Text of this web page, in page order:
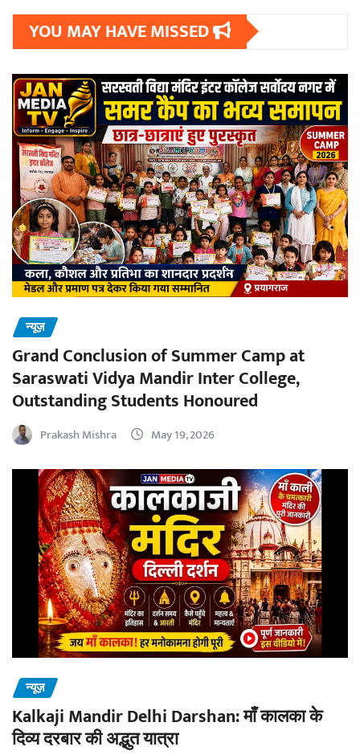
YOU MAY HAVE MISSED
न्यूज़
Grand Conclusion of Summer Camp at
Saraswati Vidya Mandir Inter College,
Outstanding Students Honoured
Prakash Mishra May 19, 2026
न्यूज़
Kalkaji Mandir Delhi Darshan: माँ कालका के
दिव्य दरबार की अद्भुत यात्रा